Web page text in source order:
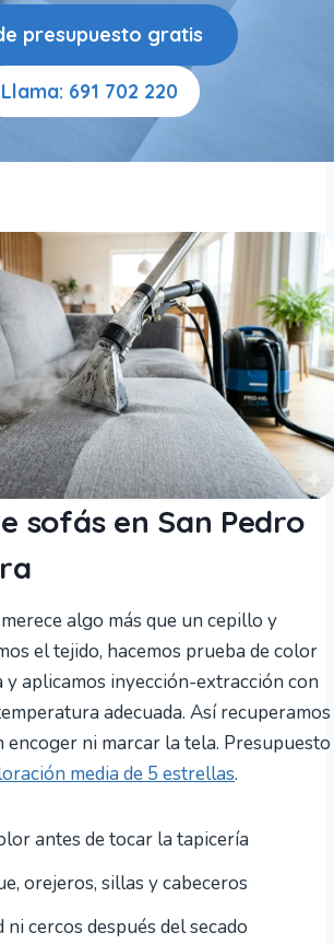
presupuesto gratis
Llama: 691 702 220
sofás en San Pedro
algo más que un cepillo y
el tejido, hacemos prueba de color
y aplicamos inyección-extracción con
adecuada. Así recuperamos
ni marcar la tela. Presupuesto
media de 5 estrellas.
antes de tocar la tapicería
orejeros, sillas y cabeceros
ni cercos después del secado